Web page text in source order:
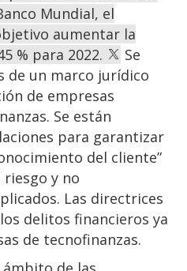
Mundial, el
aumentar la
% para 2022.
Se
de un marco jurídico
de empresas
Se están
para garantizar
del cliente”
y no
Las directrices
delitos financieros ya
de tecnofinanzas.